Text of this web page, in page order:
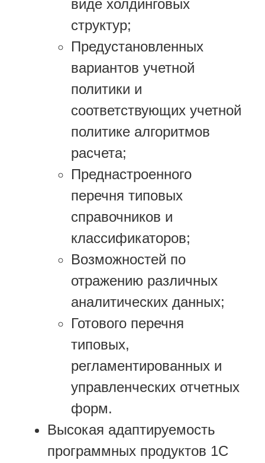
виде холдинговых
структур;
Предустановленных
вариантов учетной
политики и
соответствующих учетной
политике алгоритмов
расчета;
Преднастроенного
перечня типовых
справочников и
классификаторов;
Возможностей по
отражению различных
аналитических данных;
Готового перечня
типовых,
регламентированных и
управленческих отчетных
форм.
Высокая адаптируемость
программных продуктов 1С